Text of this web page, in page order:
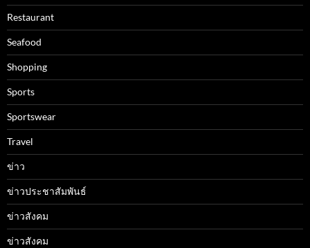
Restaurant
Seafood
Shopping
Sports
Sportswear
Travel
ข่าว
ข่าวประชาสัมพันธ์
ข่าวสังคม
ข่าวสังคม